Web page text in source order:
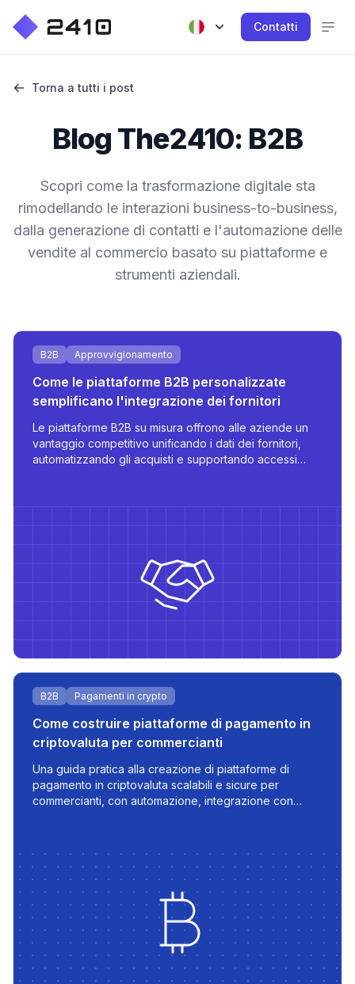
Contatti
Torna a tutti i post
Blog The2410: B2B
Scopri come la trasformazione digitale sta
rimodellando le interazioni business-to-business,
dalla generazione di contatti e l'automazione delle
vendite al commercio basato su piattaforme e
strumenti aziendali.
B2B Approvvigionamento
Come le piattaforme B2B personalizzate
semplificano l'integrazione dei fornitori
Le piattaforme B2B su misura offrono alle aziende un
vantaggio competitivo unificando i dati dei fornitori,
automatizzando gli acquisti e supportando accessi
B2B Pagamenti in crypto
Come costruire piattaforme di pagamento in
criptovaluta per commercianti
Una guida pratica alla creazione di piattaforme di
pagamento in criptovaluta scalabili e sicure per
commercianti, con automazione, integrazione con